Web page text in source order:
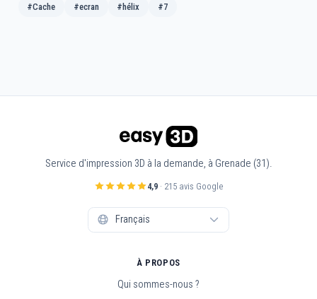
#Cache #ecran #hélix #7
Service d'impression 3D à la demande, à Grenade (31).
4,9· 215 avis Google
À PROPOS
Qui sommes-nous ?